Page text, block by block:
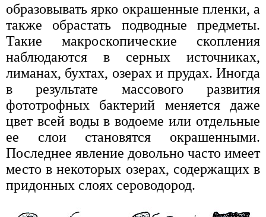
образовывать ярко окрашенные пленки, а
также обрастать подводные предметы.
Такие макроскопические скопления
наблюдаются в серных источниках,
лиманах, бухтах, озерах и прудах. Иногда
в результате массового развития
фототрофных бактерий меняется даже
цвет всей воды в водоеме или отдельные
ее слои становятся окрашенными.
Последнее явление довольно часто имеет
место в некоторых озерах, содержащих в
придонных слоях сероводород.